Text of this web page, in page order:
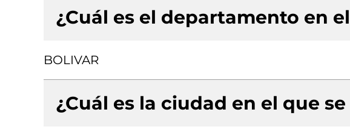
¿Cuál es el departamento en
BOLIVAR
¿Cuál es la ciudad en el que